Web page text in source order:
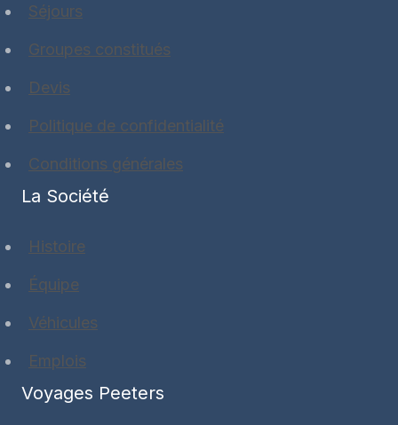
Séjours
Groupes constitués
Devis
Politique de confidentialité
Conditions générales
La Société
Histoire
Équipe
Véhicules
Emplois
Voyages Peeters